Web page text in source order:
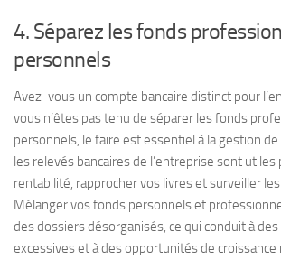
4. Séparez les fonds
personnels
Avez-vous un compte bancaire distinct pour
vous n’êtes pas tenu de séparer les fonds
personnels, le faire est essentiel à la gestion de
les relevés bancaires de l’entreprise sont utiles
rentabilité, rapprocher vos livres et surveiller
Mélanger vos fonds personnels et
des dossiers désorganisés, ce qui conduit à
excessives et à des opportunités de